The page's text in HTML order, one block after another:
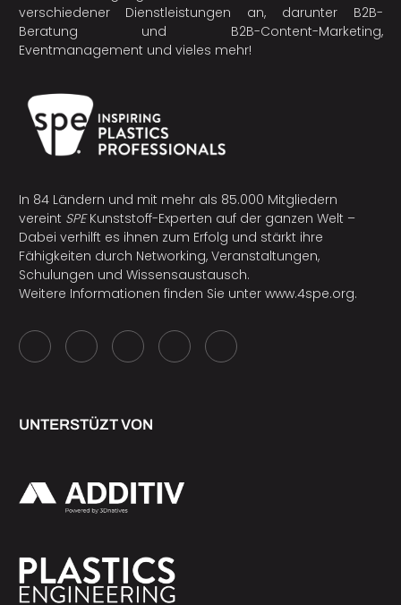
verschiedener Dienstleistungen an, darunter B2B-
Beratung und B2B-Content-Marketing,
Eventmanagement und vieles mehr!
In 84 Ländern und mit mehr als 85.000 Mitgliedern
vereint SPEKunststoff-Experten auf der ganzen Welt –
Dabei verhilft es ihnen zum Erfolg und stärkt ihre
Fähigkeiten durch Networking, Veranstaltungen,
Schulungen und Wissensaustausch.
Weitere Informationen finden Sie unter www.4spe.org.
UNTERSTÜZT VON